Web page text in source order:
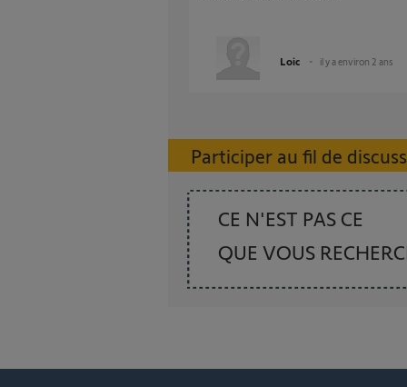
Loic il y a environ 2 ans
Participer au fil de
CE N'EST PAS CE
QUE VOUS